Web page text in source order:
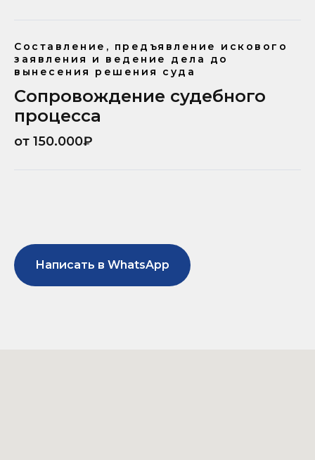
Составление, предъявление искового
заявления и ведение дела до
вынесения решения суда
Сопровождение судебного
процесса
от 150.000₽
Написать в WhatsApp